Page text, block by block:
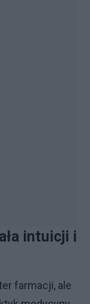
intuicji i
farmacji, ale